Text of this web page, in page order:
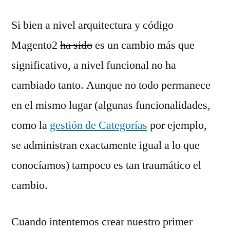
Si bien a nivel arquitectura y código
Magento2 ha sidoes un cambio más que
significativo, a nivel funcional no ha
cambiado tanto. Aunque no todo permanece
en el mismo lugar (algunas funcionalidades,
como la gestión de Categorías por ejemplo,
se administran exactamente igual a lo que
conocíamos) tampoco es tan traumático el
cambio.
Cuando intentemos crear nuestro primer